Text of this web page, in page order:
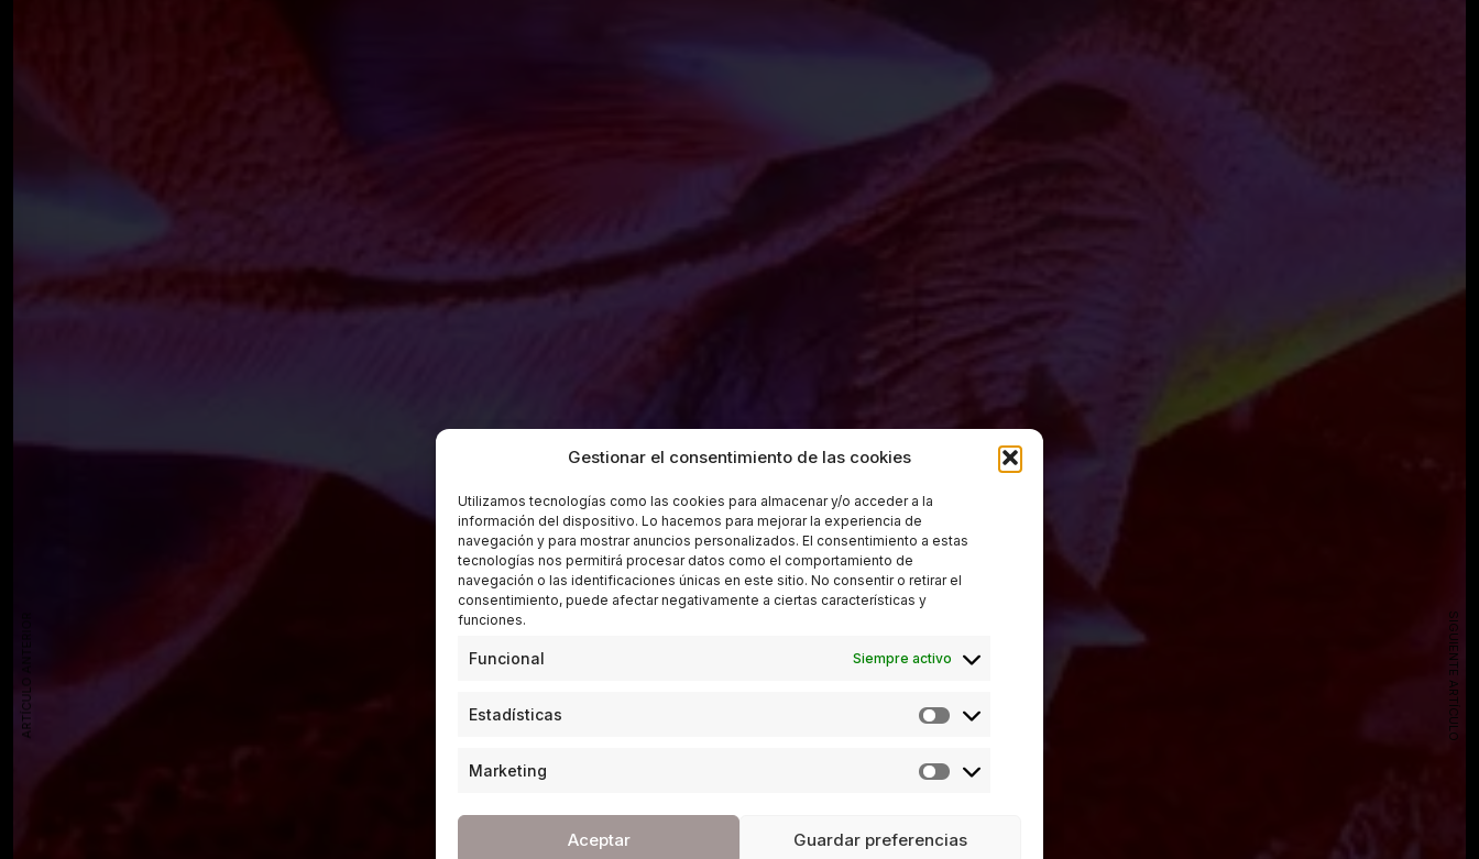
Gestionar el consentimiento de las cookies
Utilizamos tecnologías como las cookies para almacenar y/o acceder a la
información del dispositivo. Lo hacemos para mejorar la experiencia de
navegación y para mostrar anuncios personalizados. El consentimiento a estas
tecnologías nos permitirá procesar datos como el comportamiento de
navegación o las identificaciones únicas en este sitio. No consentir o retirar el
consentimiento, puede afectar negativamente a ciertas características y
funciones.
Funcional Siempre activo
Estadísticas
Marketing
Aceptar Guardar preferencias
ARTÍCULO ANTERIOR SIGUIENTE ARTÍCULO